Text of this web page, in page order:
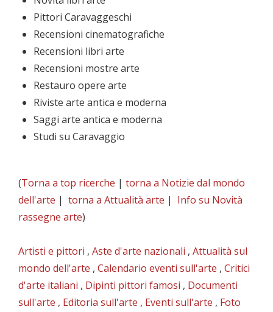
Pittori Caravaggeschi
Recensioni cinematografiche
Recensioni libri arte
Recensioni mostre arte
Restauro opere arte
Riviste arte antica e moderna
Saggi arte antica e moderna
Studi su Caravaggio
(Torna a top ricerche | torna a Notizie dal mondo
dell'arte | torna a Attualità arte | Info su Novità
rassegne arte)
Artisti e pittori , Aste d'arte nazionali , Attualità sul
mondo dell'arte , Calendario eventi sull'arte , Critici
d'arte italiani , Dipinti pittori famosi , Documenti
sull'arte , Editoria sull'arte , Eventi sull'arte , Foto